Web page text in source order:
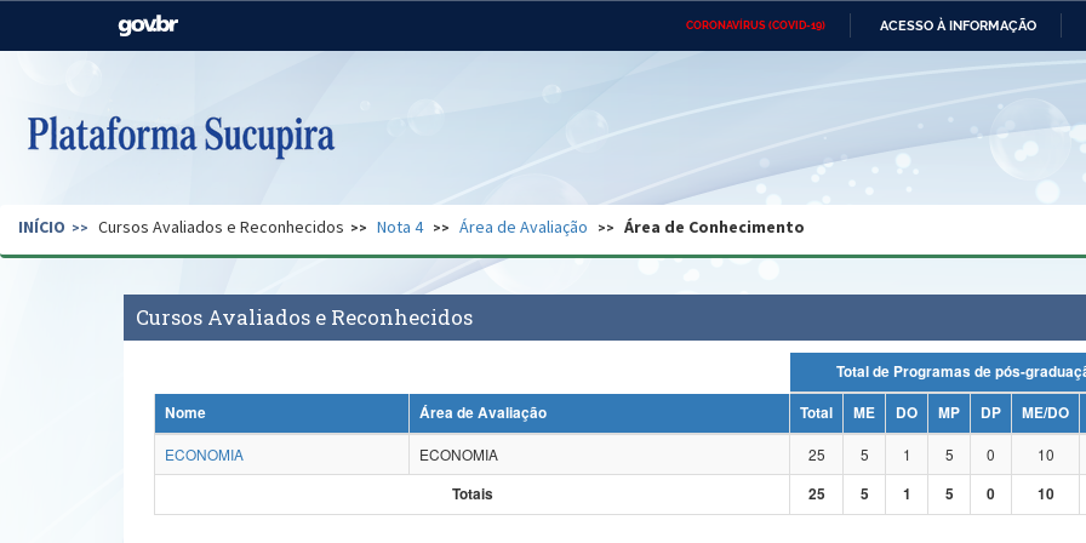
CORONAVÍRUS (COVID-19) ACESSO À INFORMAÇÃO
Casa Civil Ministério das Relações
Pecuária e Abastecimento
Ministério do Desenvolvimento
Regional e
Secretaria de Governo Gabinete de Segurança Advocacia-Geral da União Banco Central do Brasil
INÍCIO Cursos Avaliados e Reconhecidos Nota 4 Área de Avaliação Área de Conhecimento
Cursos Avaliados e Reconhecidos
Total de Programas de pós-
Nome
Área de Avaliação Total ME DO MP DP
ME/DO
ECONOMIA
ECONOMIA 25 5 1 5 0
10
Totais
25 5 1 5 0 10